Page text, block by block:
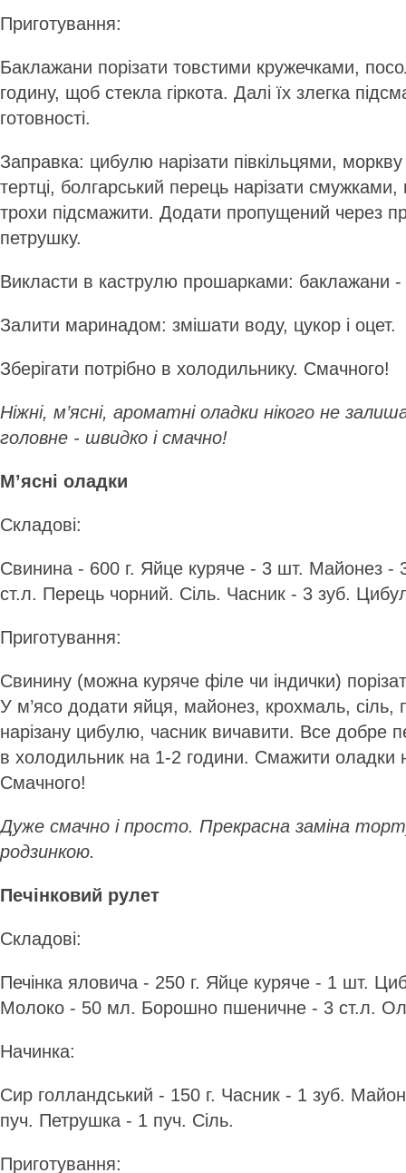
Приготування:
Баклажани порізати товстими кружечками,
годину, щоб стекла гіркота. Далі їх злегка
готовності.
Заправка: цибулю нарізати півкільцями,
тертці, болгарський перець нарізати
трохи підсмажити. Додати пропущений через
петрушку.
Викласти в каструлю прошарками: баклажани -
Залити маринадом: змішати воду, цукор і оцет.
Зберігати потрібно в холодильнику. Смачного!
Ніжні, м’ясні, ароматні оладки нікого не
головне - швидко і смачно!
М’ясні оладки
Складові:
Свинина - 600 г. Яйце куряче - 3 шт. Майонез -
ст.л. Перець чорний. Сіль. Часник - 3 зуб.
Приготування:
Свинину (можна куряче філе чи індички)
У м’ясо додати яйця, майонез, крохмаль, сіль,
нарізану цибулю, часник вичавити. Все добре
в холодильник на 1-2 години. Смажити оладки на
Смачного!
Дуже смачно і просто. Прекрасна заміна торту
родзинкою.
Печінковий рулет
Складові:
Печінка яловича - 250 г. Яйце куряче - 1 шт.
Молоко - 50 мл. Борошно пшеничне - 3 ст.л.
Начинка:
Сир голландський - 150 г. Часник - 1 зуб.
пуч. Петрушка - 1 пуч. Сіль.
Приготування: